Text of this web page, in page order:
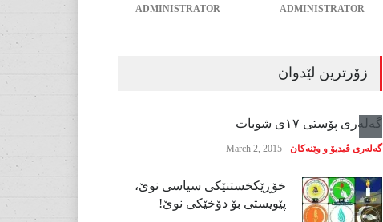
ADMINISTRATOR
ADMINISTRATOR
زۆرترین لێدوان
گەلەری پۆستی ١٧ی شوبات
گەلەری ڤیدیۆ و وێنەکان March 2, 2015
خۆڕێکخستنێکی سیاسی نوێ،
پێویستی بۆ دۆخێکی نوێ!